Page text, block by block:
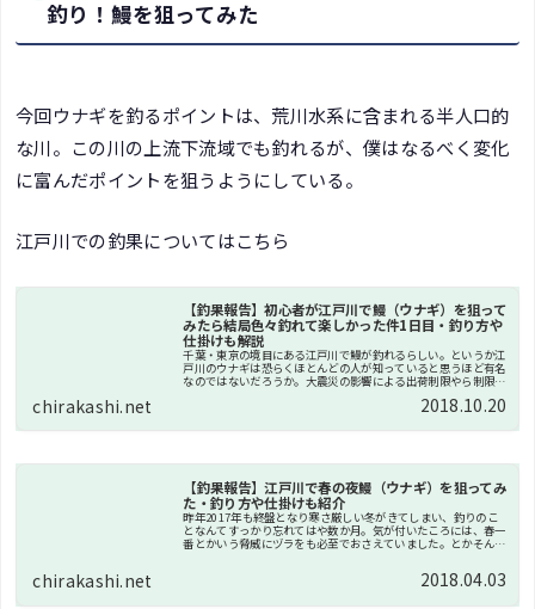
釣り！鰻を狙ってみた
今回ウナギを釣るポイントは、荒川水系に含まれる半人口的
な川。この川の上流下流域でも釣れるが、僕はなるべく変化
に富んだポイントを狙うようにしている。
江戸川での釣果についてはこちら
【釣果報告】初心者が江戸川で鰻（ウナギ）を狙って
みたら結局色々釣れて楽しかった件1日目・釣り方や
仕掛けも解説
千葉・東京の境目にある江戸川で鰻が釣れるらしい。というか江
戸川のウナギは恐らくほとんどの人が知っていると思うほど有名
なのではないだろうか。大震災の影響による出荷制限やら制限解
chirakashi.net 2018.10.20
【釣果報告】江戸川で春の夜鰻（ウナギ）を狙ってみ
た・釣り方や仕掛けも紹介
昨年2017年も終盤となり寒さ厳しい冬がきてしまい、釣りのこ
となんてすっかり忘れてはや数か月。気が付いたころには、春一
番とかいう脅威にヅラをも必至でおさえていました。とかそんな
chirakashi.net 2018.04.03